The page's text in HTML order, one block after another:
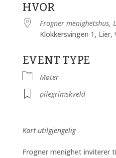
HVOR
Frogner menighetshus,
Klokkersvingen 1, Lier,
EVENT TYPE
Møter
pilegrimskveld
Kart utilgjengelig
Frogner menighet inviterer